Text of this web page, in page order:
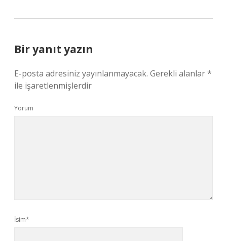
Bir yanıt yazın
E-posta adresiniz yayınlanmayacak. Gerekli alanlar*
ile işaretlenmişlerdir
Yorum
İsim*